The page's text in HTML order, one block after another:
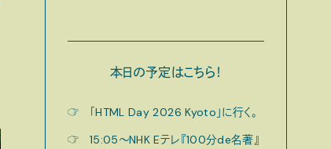
本日の予定はこちら！
☞
「HTML Day 2026 Kyoto」に行く。
☞
15:05〜NHK Eテレ『100分de名著』